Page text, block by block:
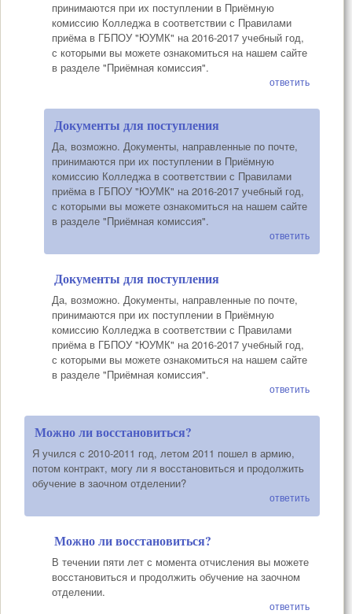
принимаются при их поступлении в Приёмную
комиссию Колледжа в соответствии с Правилами
приёма в ГБПОУ "ЮУМК" на 2016-2017 учебный год,
с которыми вы можете ознакомиться на нашем сайте
в разделе "Приёмная комиссия".
ответить
Документы для поступления
Да, возможно. Документы, направленные по почте,
принимаются при их поступлении в Приёмную
комиссию Колледжа в соответствии с Правилами
приёма в ГБПОУ "ЮУМК" на 2016-2017 учебный год,
с которыми вы можете ознакомиться на нашем сайте
в разделе "Приёмная комиссия".
ответить
Документы для поступления
Да, возможно. Документы, направленные по почте,
принимаются при их поступлении в Приёмную
комиссию Колледжа в соответствии с Правилами
приёма в ГБПОУ "ЮУМК" на 2016-2017 учебный год,
с которыми вы можете ознакомиться на нашем сайте
в разделе "Приёмная комиссия".
ответить
Можно ли восстановиться?
Я учился с 2010-2011 год, летом 2011 пошел в армию,
потом контракт, могу ли я восстановиться и продолжить
обучение в заочном отделении?
ответить
Можно ли восстановиться?
В течении пяти лет с момента отчисления вы можете
восстановиться и продолжить обучение на заочном
отделении.
ответить